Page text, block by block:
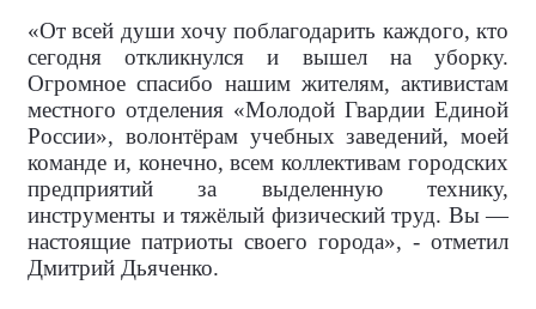
«От всей души хочу поблагодарить каждого, кто
сегодня откликнулся и вышел на уборку.
Огромное спасибо нашим жителям, активистам
местного отделения «Молодой Гвардии Единой
России», волонтёрам учебных заведений, моей
команде и, конечно, всем коллективам городских
предприятий за выделенную технику,
инструменты и тяжёлый физический труд. Вы —
настоящие патриоты своего города», - отметил
Дмитрий Дьяченко.